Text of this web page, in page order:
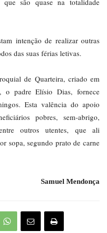
são quase na totalidade
intenção de realizar outras
das suas férias letivas.
de Quarteira, criado em
o padre Elísio Dias, fornece
Esta valência do apoio
pobres, sem-abrigo,
outros utentes, que ali
sopa, segundo prato de carne
Samuel Mendonça